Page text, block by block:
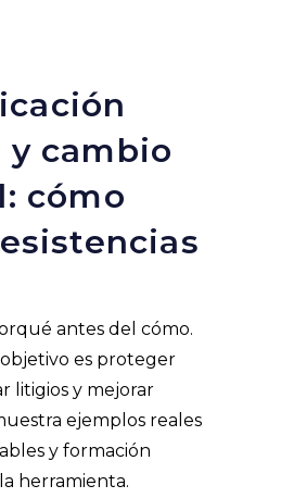
cambio
cómo
antes del cómo.
es proteger
litigios y mejorar
ejemplos reales
y formación
herramienta.